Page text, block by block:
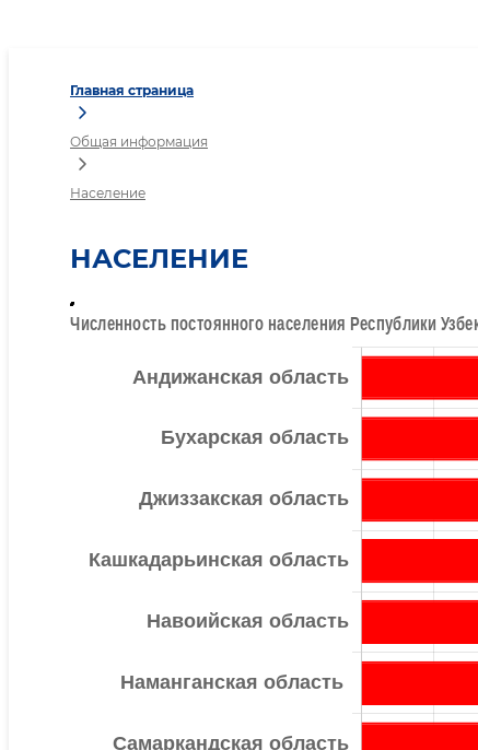
Главная страница
Общая информация
Население
НАСЕЛЕНИЕ